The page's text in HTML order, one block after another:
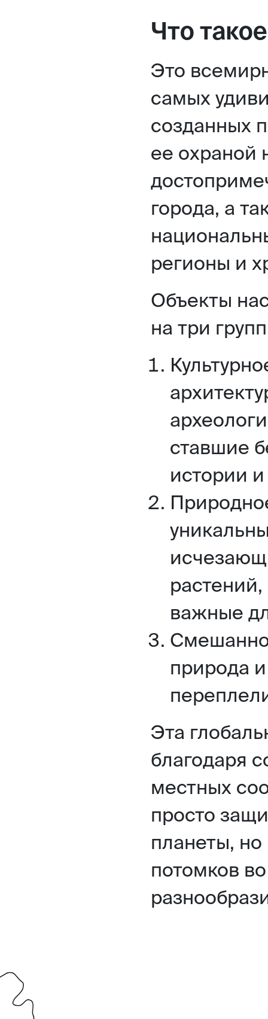
Что
Это
самых
созданных
ее охраной
города, а
регионы и
Объекты
на три
ставшие
истории и
важные
природа и
Эта
благодаря
местных
просто
планеты,
потомков